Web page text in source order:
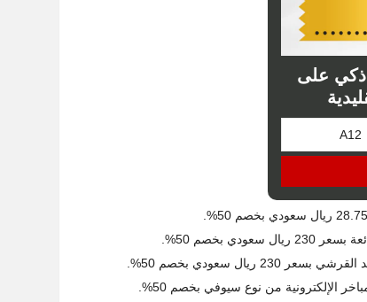
ذكي على
بخصم 50%.
سعودي بخصم 50%.
الإلكترونية من نوع سيوفي بخصم 50%.